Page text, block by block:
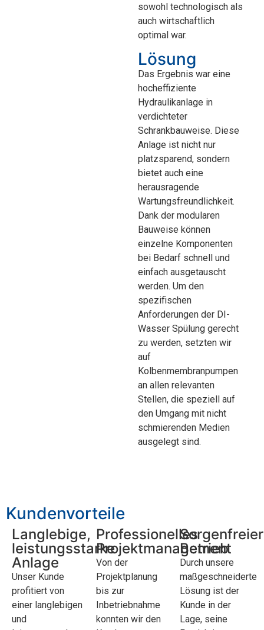
sowohl technologisch als
auch wirtschaftlich
optimal war.
Lösung
Das Ergebnis war eine
hocheffiziente
Hydraulikanlage in
verdichteter
Schrankbauweise. Diese
Anlage ist nicht nur
platzsparend, sondern
bietet auch eine
herausragende
Wartungsfreundlichkeit.
Dank der modularen
Bauweise können
einzelne Komponenten
bei Bedarf schnell und
einfach ausgetauscht
werden. Um den
spezifischen
Anforderungen der DI-
Wasser Spülung gerecht
zu werden, setzten wir
auf
Kolbenmembranpumpen
an allen relevanten
Stellen, die speziell auf
den Umgang mit nicht
schmierenden Medien
ausgelegt sind.
Kundenvorteile
Langlebige,
leistungsstarke
Anlage
Unser Kunde
profitiert von
einer langlebigen
und
Professionelles
Projektmanagement
Von der
Projektplanung
bis zur
Inbetriebnahme
konnten wir den
Sorgenfreier
Betrieb
Durch unsere
maßgeschneiderte
Lösung ist der
Kunde in der
Lage, seine